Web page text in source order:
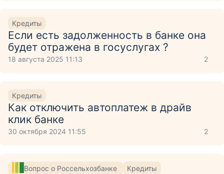
Кредиты
Если есть задолженность в банке она
будет отражена в госуслугах ?
18 августа 2025 11:13 2
Кредиты
Как отключить автоплатеж в драйв
клик банке
30 октября 2024 11:55 2
Вопрос о Россельхозбанке Кредиты